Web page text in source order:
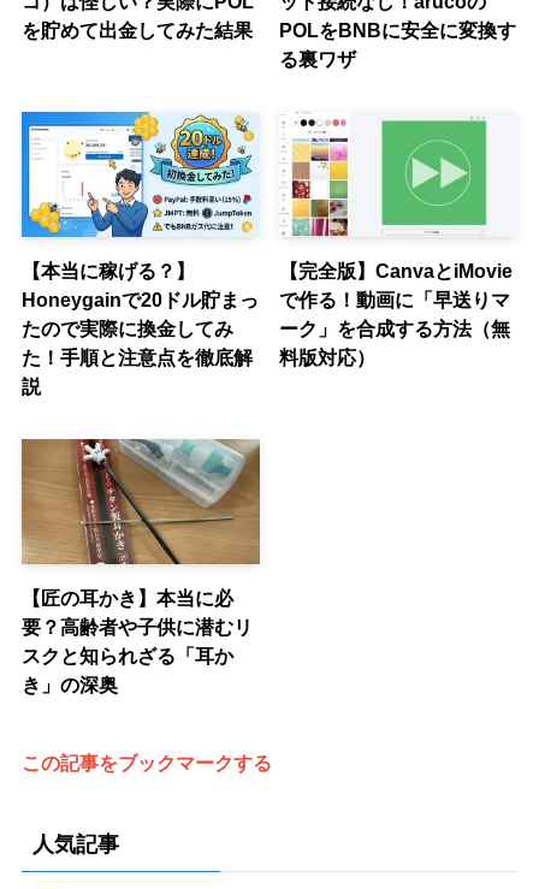
を貯めて出金してみた結果
POLをBNBに安全に変換す
る裏ワザ
【本当に稼げる？】
Honeygainで20ドル貯まっ
たので実際に換金してみ
た！手順と注意点を徹底解
説
【完全版】CanvaとiMovie
で作る！動画に「早送りマ
ーク」を合成する方法（無
料版対応）
【匠の耳かき】本当に必
要？高齢者や子供に潜むリ
スクと知られざる「耳か
き」の深奥
この記事をブックマークする
人気記事